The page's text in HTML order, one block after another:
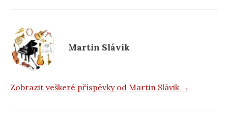
o
k Martin Slávik
Zobrazit veškeré příspěvky od Martin Slávik →